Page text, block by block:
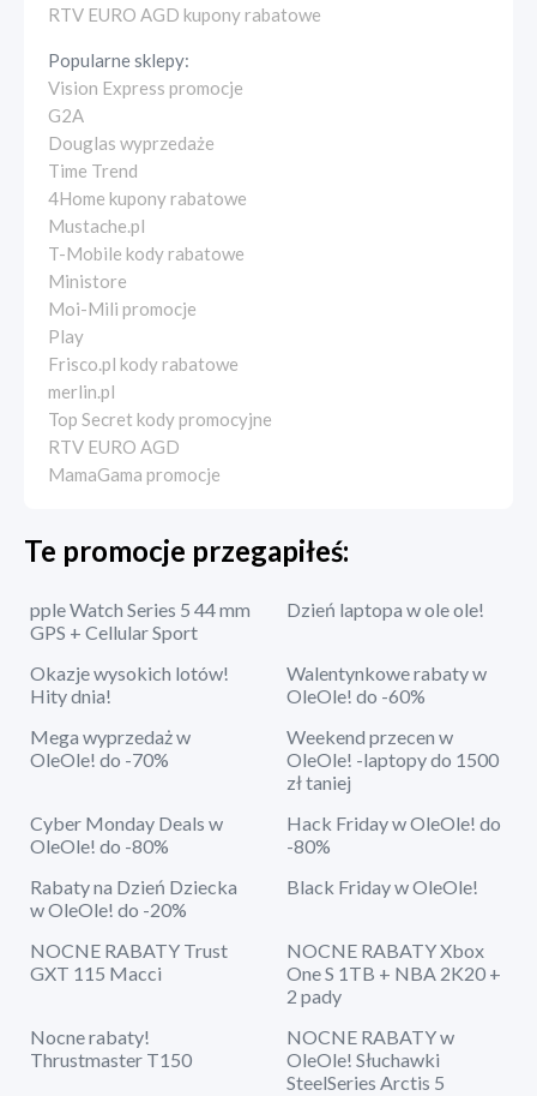
RTV EURO AGD kupony rabatowe
Popularne sklepy:
Vision Express promocje
G2A
Douglas wyprzedaże
Time Trend
4Home kupony rabatowe
Mustache.pl
T-Mobile kody rabatowe
Ministore
Moi-Mili promocje
Play
Frisco.pl kody rabatowe
merlin.pl
Top Secret kody promocyjne
RTV EURO AGD
MamaGama promocje
Te promocje przegapiłeś:
pple Watch Series 5 44 mm
GPS + Cellular Sport
Dzień laptopa w ole ole!
Okazje wysokich lotów!
Hity dnia!
Walentynkowe rabaty w
OleOle! do -60%
Mega wyprzedaż w
OleOle! do -70%
Weekend przecen w
OleOle! -laptopy do 1500
zł taniej
Cyber Monday Deals w
OleOle! do -80%
Hack Friday w OleOle! do
-80%
Rabaty na Dzień Dziecka
w OleOle! do -20%
Black Friday w OleOle!
NOCNE RABATY Trust
GXT 115 Macci
NOCNE RABATY Xbox
One S 1TB + NBA 2K20 +
2 pady
Nocne rabaty!
Thrustmaster T150
NOCNE RABATY w
OleOle! Słuchawki
SteelSeries Arctis 5